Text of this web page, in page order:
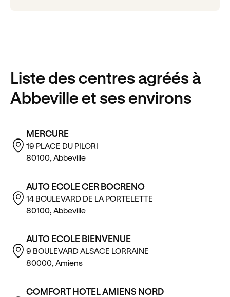
Liste des centres agréésà
Abbevilleet ses environs
MERCURE
19 PLACE DU PILORI
80100, Abbeville
AUTO ECOLE CER BOCRENO
14 BOULEVARD DE LA PORTELETTE
80100, Abbeville
AUTO ECOLE BIENVENUE
9 BOULEVARD ALSACE LORRAINE
80000, Amiens
COMFORT HOTEL AMIENS NORD